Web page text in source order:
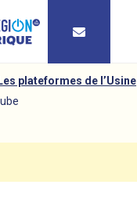
Les plateformes de l’Usine